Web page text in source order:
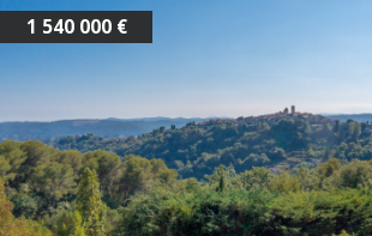
1 540 000 €